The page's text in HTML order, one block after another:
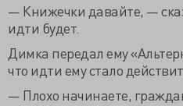
— Книжечки давайте, —
идти будет.
Димка передал ему
что идти ему стало
— Плохо начинаете,